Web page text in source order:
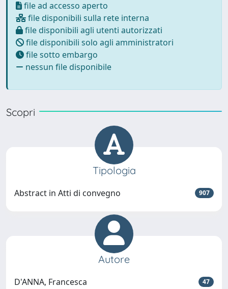
file ad accesso aperto
file disponibili sulla rete interna
file disponibili agli utenti autorizzati
file disponibili solo agli amministratori
file sotto embargo
nessun file disponibile
Scopri
Tipologia
Abstract in Atti di convegno 907
Autore
D'ANNA, Francesca 47